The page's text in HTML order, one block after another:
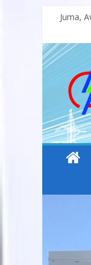
content
Juma,
“Buxoro